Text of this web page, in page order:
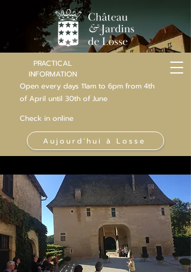
PRACTICAL
INFORMATION
Open every days 11am to 6pm from 4th
of April until 30th of June
Check in online
Aujourd'hui à Losse